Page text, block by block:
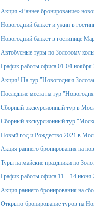
Акция «Раннее бронирование»
Новогодний банкет и ужин в
Новогодний банкет в гостинице
Автобусные туры по Золотому
График работы офиса 01-04 ноября
Акция! На тур "Новогодняя
Последние места на тур
Сборный экскурсионный тур в
Сборный экскурсионный тур
Новый год и Рождество 2021 в
Акция раннего бронирования на
Туры на майские праздники по
График работы офиса 11 – 14 июня
Акция раннего бронирования на
Открыто бронирование туров на